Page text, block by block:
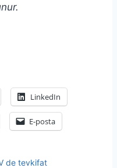
LinkedIn
E-posta
de tevkifat